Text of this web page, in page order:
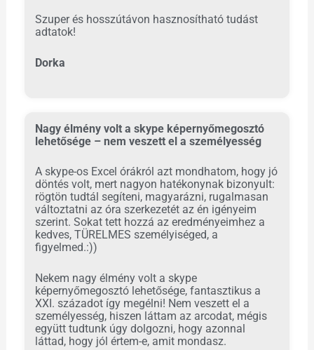
Szuper és hosszútávon hasznosítható tudást
adtatok!
Dorka
Nagy élmény volt a skype képernyőmegosztó
lehetősége – nem veszett el a személyesség
A skype-os Excel órákról azt mondhatom, hogy jó
döntés volt, mert nagyon hatékonynak bizonyult:
rögtön tudtál segíteni, magyarázni, rugalmasan
változtatni az óra szerkezetét az én igényeim
szerint. Sokat tett hozzá az eredményeimhez a
kedves, TÜRELMES személyiséged, a
figyelmed.:))
Nekem nagy élmény volt a skype
képernyőmegosztó lehetősége, fantasztikus a
XXI. századot így megélni! Nem veszett el a
személyesség, hiszen láttam az arcodat, mégis
együtt tudtunk úgy dolgozni, hogy azonnal
láttad, hogy jól értem-e, amit mondasz.